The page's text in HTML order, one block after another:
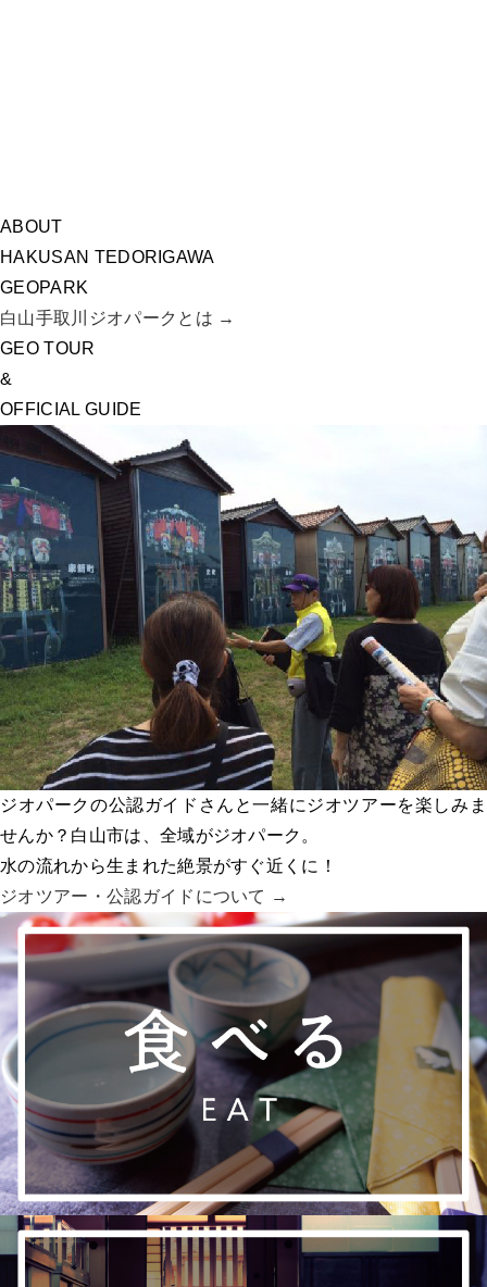
ABOUT
HAKUSAN TEDORIGAWA
GEOPARK
白山手取川ジオパークとは →
GEO TOUR
&
OFFICIAL GUIDE
ジオパークの公認ガイドさんと一緒にジオツアーを楽しみま
せんか？白山市は、全域がジオパーク。
水の流れから生まれた絶景がすぐ近くに！
ジオツアー・ 公認ガイドについて →